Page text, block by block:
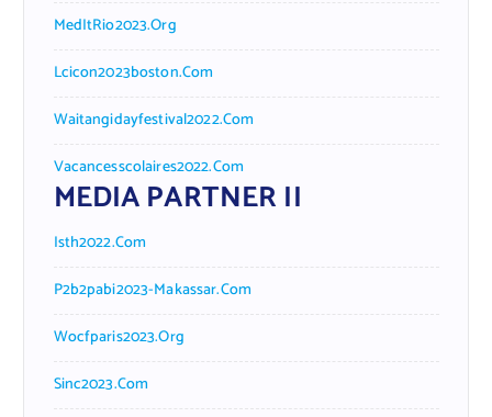
MedItRio2023.org
Lcicon2023boston.com
Waitangidayfestival2022.com
Vacancesscolaires2022.com
MEDIA PARTNER II
Isth2022.com
P2b2pabi2023-Makassar.com
Wocfparis2023.org
Sinc2023.com